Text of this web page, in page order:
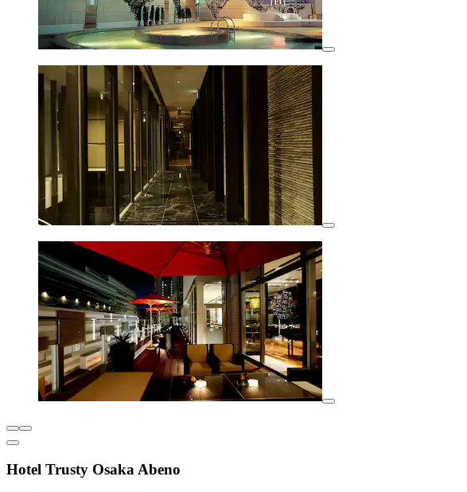
Hotel Trusty Osaka Abeno